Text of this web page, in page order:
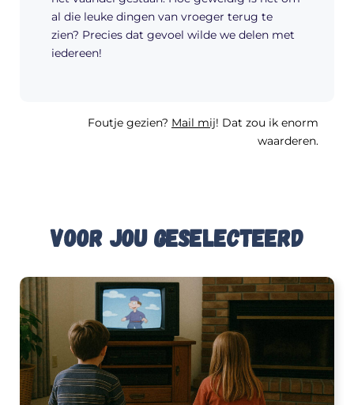
al die leuke dingen van vroeger terug te
zien? Precies dat gevoel wilde we delen met
iedereen!
Foutje gezien? Mail mij! Dat zou ik enorm
waarderen.
Voor jou geselecteerd